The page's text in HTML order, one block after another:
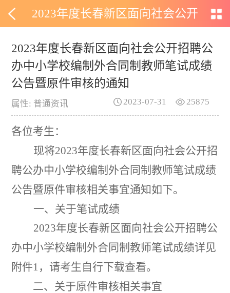
2023年度长春新区面向社会公开
招聘公办中小学校编制外合同制
教师笔试成绩公告暨原件审核的
通知
2023年度长春新区面向社会公开招聘公
办中小学校编制外合同制教师笔试成绩
公告暨原件审核的通知
属性: 普通资讯 25875
2023-07-31
各位考生 ：
现将2023年度长春新区面向社会公开招
聘公办中小学校编制外合同制教师笔试成绩
公告暨原件审核相关事宜通知如下。
一、关于笔试成绩
2023年度长春新区面向社会公开招聘公
办中小学校编制外合同制教师笔试成绩详见
附件1 ，请考生自行下载查看。
二、关于原件审核相关事宜